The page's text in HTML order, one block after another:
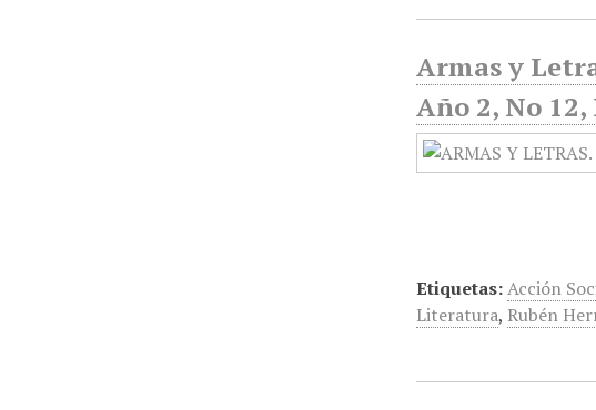
Armas y
Año 2, No
Etiquetas:Acción
Literatura, Rubén